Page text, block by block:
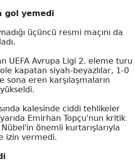
gol yemedi
üçüncü resmi maçını da
UEFA Avrupa Ligi 2. eleme turu
kapatan siyah-beyazlılar, 1-0
sona eren karşılaşmaların
kalesinde ciddi tehlikeler
Emirhan Topçu'nun kritik
önemli kurtarışlarıyla
izin vermedi.